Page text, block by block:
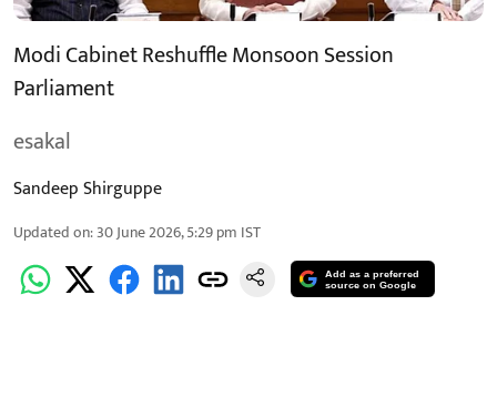
Modi Cabinet Reshuffle Monsoon Session
Parliament
esakal
Sandeep Shirguppe
Updated on:30 June 2026, 5:29 pm IST
Add as a preferred
source on Google